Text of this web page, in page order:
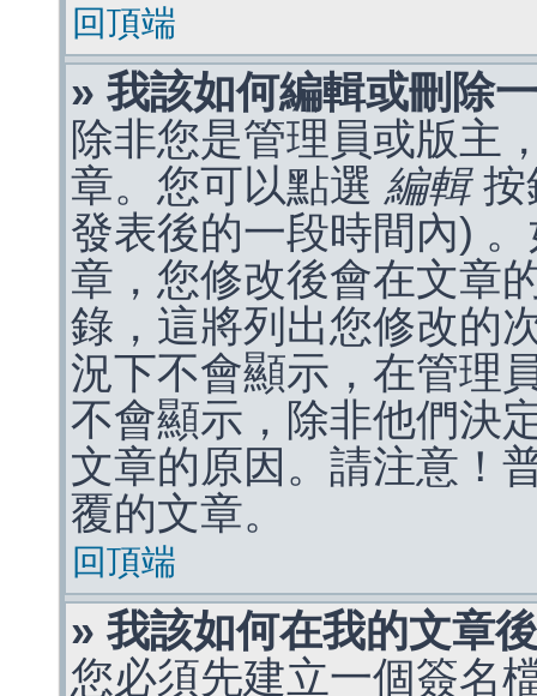
回頂端
» 我該如何編輯或刪除
除非您是管理員或版主
章。您可以點選 編輯按
發表後的一段時間內)
章，您修改後會在文章
錄，這將列出您修改的
況下不會顯示，在管理
不會顯示，除非他們決
文章的原因。請注意！
覆的文章。
回頂端
» 我該如何在我的文章
您必須先建立一個簽名